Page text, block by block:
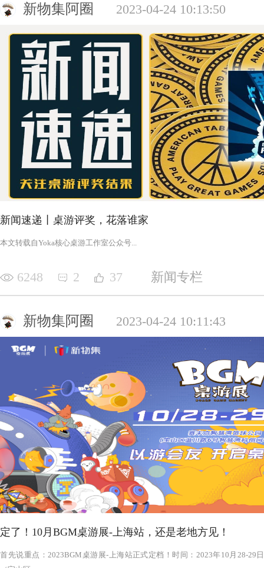
新物集阿圈 2023-04-24 10:13:50
新闻速递丨桌游评奖，花落谁家
‍‍‍‍‍‍‍‍‍‍‍‍‍‍‍‍‍‍‍‍本文转载自Yoka核心桌游工作室公众号‍‍‍...
6248 2 37 新闻专栏
新物集阿圈 2023-04-24 10:11:43
定了！10月BGM桌游展-上海站，还是老地方见！
首先说重点：2023BGM桌游展-上海站正式定档！时间：2023年10月28-29